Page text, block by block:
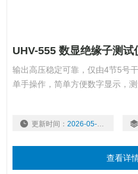
UHV-555 数显绝缘子测试
输出高压稳定可靠，仅由4节5号
单手操作，简单方便数字显示，
更新时间： 2026-05-20
查看详